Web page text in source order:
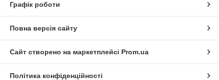
Графік роботи
Повна версія сайту
Сайт створено на маркетплейсі Prom.ua
Політика конфіденційності